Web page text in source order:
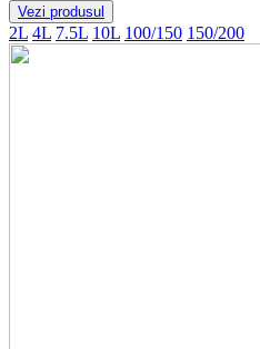
Vezi produsul
2L 4L 7.5L 10L 100/150 150/200